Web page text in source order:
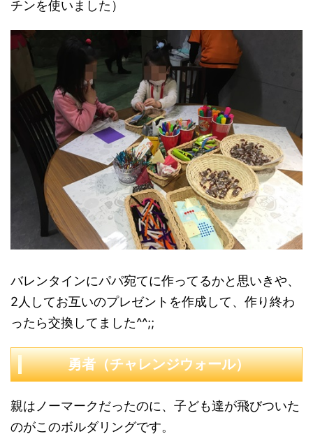
チンを使いました）
バレンタインにパパ宛てに作ってるかと思いきや、
2人してお互いのプレゼントを作成して、作り終わ
ったら交換してました^^;;
勇者（チャレンジウォール）
親はノーマークだったのに、子ども達が飛びついた
のがこのボルダリングです。